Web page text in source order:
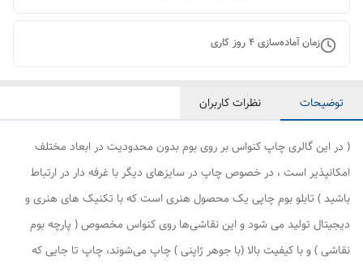
زمان آماده‌سازی4روز کاری
توضیحات نظرات کاربران
( در این گالری چاپ کنواس بر روی بوم بدون محدودیت در ابعاد مختلف
امکانپذیر است ، در خصوص چاپ در سایزهای دیگر با غرفه دار در ارتباط
باشید ) تابلو بوم چاپی یک محصول هنری است که با تکنیک های هنری و
دیجیتال تولید می شود و این نقاشی‌ها روی کنواس مخصوص ( پارچه بوم
نقاشی ) و با کیفیت بالا (با جوهر ژاپنی ) چاپ می‌شوند، چاپ تا جایی که